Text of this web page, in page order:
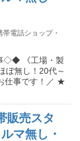
帯電話ショップ・
◇◆ 《工場・製
ぼ無し！20代～
仕事です！／ ★
販売スタ
マ無し・